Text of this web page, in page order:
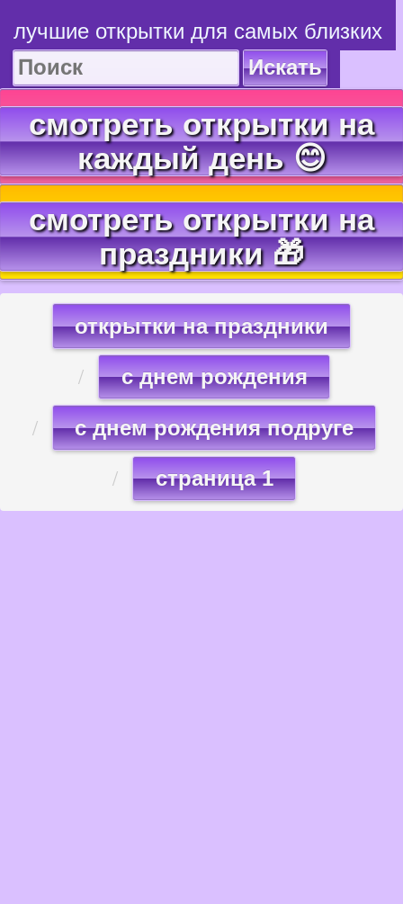
лучшие открытки для самых близких
Искать
смотреть открытки на
каждый день 😊
смотреть открытки на
праздники 🎁
открытки на праздники
с днем рождения
с днем рождения подруге
страница 1